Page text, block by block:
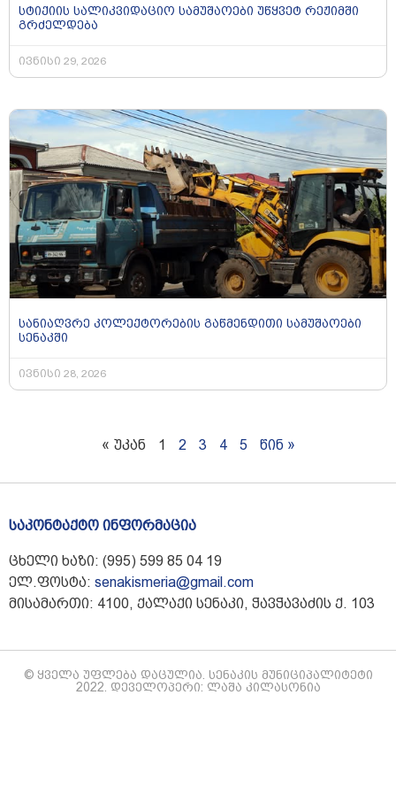
სტიქიის სალიკვიდაციო სამუშაოები უწყვეტ რეჟიმში
გრძელდება
ივნისი 29, 2026
სანიაღვრე კოლექტორების გაწმენდითი სამუშაოები
სენაკში
ივნისი 28, 2026
« უკან 1 2 3 4 5 წინ »
საკონტაქტო ინფორმაცია
ცხელი ხაზი: (995) 599 85 04 19
ელ.ფოსტა: senakismeria@gmail.com
მისამართი: 4100, ქალაქი სენაკი, ჭავჭავაძის ქ. 103
© ყველა უფლება დაცულია. სენაკის მუნიციპალიტეტი
2022. დეველოპერი: ლაშა კილასონია